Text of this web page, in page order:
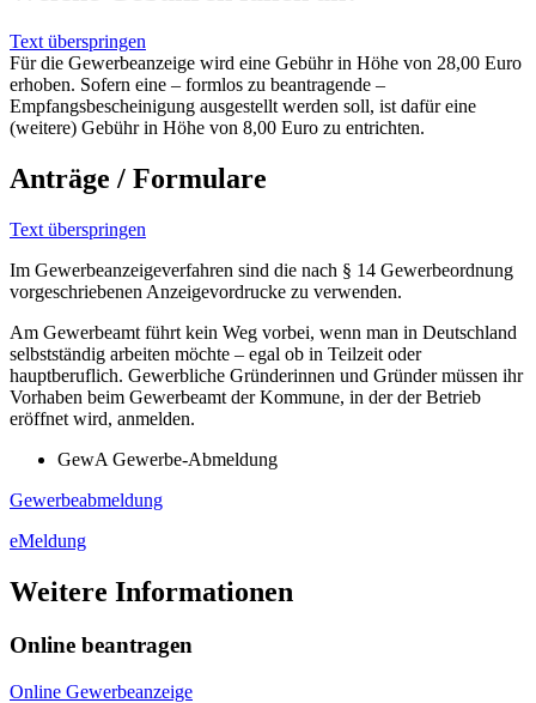
Text überspringen
Für die Gewerbeanzeige wird eine Gebühr in Höhe von 28,00 Euro
erhoben. Sofern eine – formlos zu beantragende –
Empfangsbescheinigung ausgestellt werden soll, ist dafür eine
(weitere) Gebühr in Höhe von 8,00 Euro zu entrichten.
Anträge / Formulare
Text überspringen
Im Gewerbeanzeigeverfahren sind die nach § 14 Gewerbeordnung
vorgeschriebenen Anzeigevordrucke zu verwenden.
Am Gewerbeamt führt kein Weg vorbei, wenn man in Deutschland
selbstständig arbeiten möchte – egal ob in Teilzeit oder
hauptberuflich. Gewerbliche Gründerinnen und Gründer müssen ihr
Vorhaben beim Gewerbeamt der Kommune, in der der Betrieb
eröffnet wird, anmelden.
GewA Gewerbe-Abmeldung
Gewerbeabmeldung
eMeldung
Weitere Informationen
Online beantragen
Online Gewerbeanzeige